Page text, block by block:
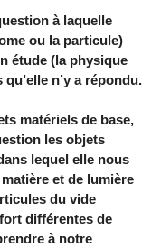
à laquelle
ou la particule)
étude (la physique
n’y a répondu.
matériels de base,
les objets
lequel elle nous
et de lumière
du vide
différentes de
à notre